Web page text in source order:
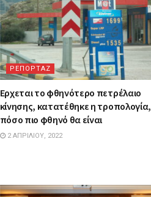
ΡΕΠΟΡΤΑΖ
Ερχεται το φθηνότερο πετρέλαιο
κίνησης, κατατέθηκε η τροπολογία,
πόσο πιο φθηνό θα είναι
2 ΑΠΡΙΛΊΟΥ, 2022